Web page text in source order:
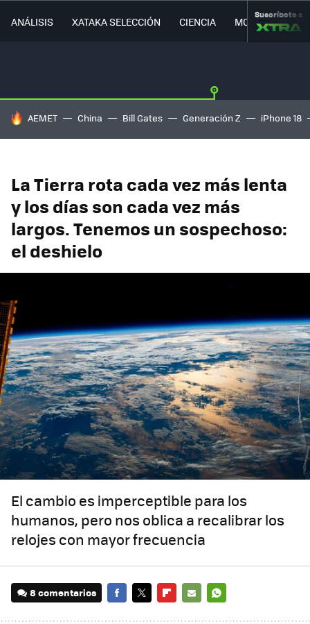
ANÁLISIS XATAKA SELECCIÓN CIENCIA MOVILIDAD
Suscríbete a
HOY SE HABLA DE
AEMET China Bill Gates Generación Z iPhone 18
La Tierra rota cada vez más lenta
y los días son cada vez más
largos. Tenemos un sospechoso:
el deshielo
El cambio es imperceptible para los
humanos, pero nos oblica a recalibrar los
relojes con mayor frecuencia
8 comentarios